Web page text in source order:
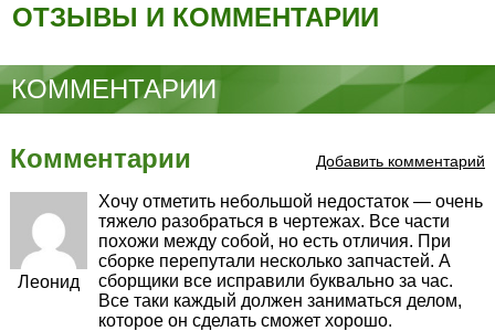
ОТЗЫВЫ И КОММЕНТАРИИ
КОММЕНТАРИИ
Комментарии Добавить комментарий
Леонид
Хочу отметить небольшой недостаток — очень
тяжело разобраться в чертежах. Все части
похожи между собой, но есть отличия. При
сборке перепутали несколько запчастей. А
сборщики все исправили буквально за час.
Все таки каждый должен заниматься делом,
которое он сделать сможет хорошо.